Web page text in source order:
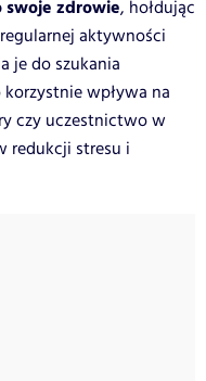
swoje zdrowie, hołdując
aktywności
je do szukania
wpływa na
czy uczestnictwo w
redukcji stresu i